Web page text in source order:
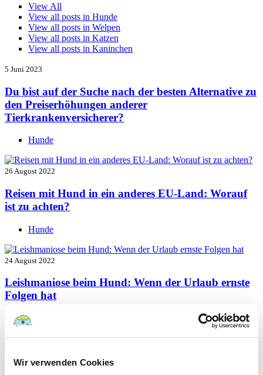
Wir verwenden Cookies
View All
View all posts in Hunde
View all posts in Welpen
View all posts in Katzen
View all posts in Kaninchen
5 Juni 2023
Du bist auf der Suche nach der besten Alternative zu
den Preiserhöhungen anderer
Tierkrankenversicherer?
Hunde
26 August 2022
Reisen mit Hund in ein anderes EU-Land: Worauf
ist zu achten?
Hunde
24 August 2022
Leishmaniose beim Hund: Wenn der Urlaub ernste
Folgen hat
Hunde
22 August 2022